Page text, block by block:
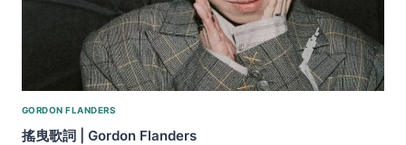
GORDON FLANDERS
搖曳歌詞 | Gordon Flanders